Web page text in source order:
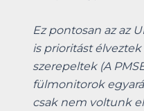
Ez pontosan az az
is prioritást
szerepeltek (A
fülmonitorok
csak nem voltunk